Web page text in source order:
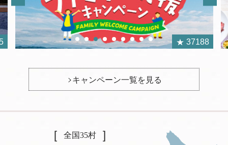
ev
us
37188
ex
キャンペーン一覧を見る
全国35村